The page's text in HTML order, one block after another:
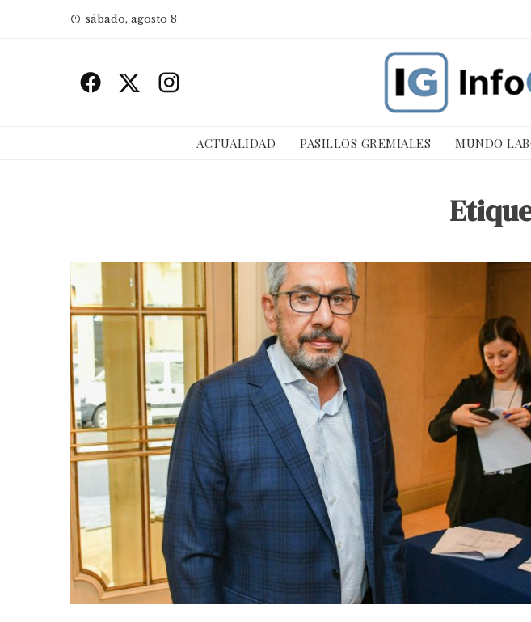
sábado, agosto 8
ACTUALIDAD PASILLOS GREMIALES MUNDO